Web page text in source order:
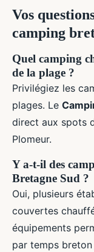
Vos
camping
Quel camping
de la plage ?
Privilégiez les
plages. Le
direct aux spots
Plomeur.
Y a-t-il des
Bretagne Sud ?
Oui, plusieurs
couvertes
équipements
par temps